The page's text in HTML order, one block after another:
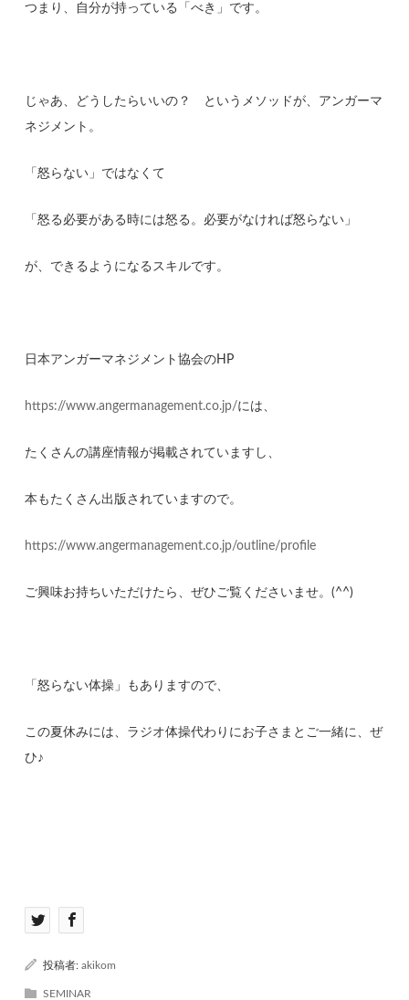
つまり、自分が持っている「べき」です。
じゃあ、どうしたらいいの？ というメソッドが、アンガーマ
ネジメント。
「怒らない」ではなくて
「怒る必要がある時には怒る。必要がなければ怒らない」
が、できるようになるスキルです。
日本アンガーマネジメント協会のHP
https://www.angermanagement.co.jp/には、
たくさんの講座情報が掲載されていますし、
本もたくさん出版されていますので。
https://www.angermanagement.co.jp/outline/profile
ご興味お持ちいただけたら、ぜひご覧くださいませ。(^^)
「怒らない体操」もありますので、
この夏休みには、ラジオ体操代わりにお子さまとご一緒に、ぜ
ひ♪
投稿者:akikom
SEMINAR